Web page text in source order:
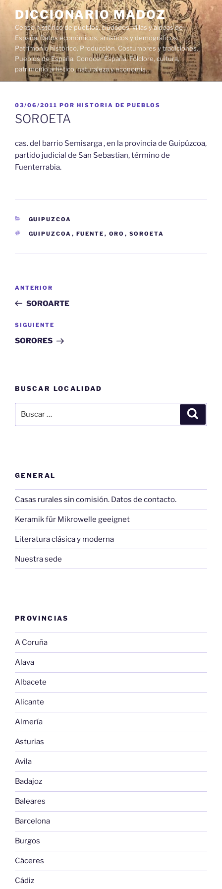
contenido
DICCIONARIO MADOZ
Censo histórico de pueblos, ciudades, villas y aldeas de
España. Datos económicos, artísticos y demográficos.
Patrimonio histórico. Producción. Costumbres y tradiciones.
Pueblos de España. Conocer España. Folclore, cultura,
patrimonio artístico, naturaleza y economía.
PUBLICADO
EL
03/06/2011 POR HISTORIA DE PUEBLOS
SOROETA
cas. del barrio Semisarga , en la provincia de Guipúzcoa,
partido judicial de San Sebastian, término de
Fuenterrabia.
CATEGORÍAS
GUIPUZCOA
ETIQUETAS
GUIPUZCOA , FUENTE , ORO , SOROETA
entradas
Entrada
anterior:
ANTERIOR
SOROARTE
Siguiente
entrada
SIGUIENTE
SORORES
BUSCAR LOCALIDAD
por:
GENERAL
Casas rurales sin comisión. Datos de contacto.
Keramik für Mikrowelle geeignet
Literatura clásica y moderna
Nuestra sede
PROVINCIAS
A Coruña
Alava
Albacete
Alicante
Almería
Asturias
Avila
Badajoz
Baleares
Barcelona
Burgos
Cáceres
Cádiz